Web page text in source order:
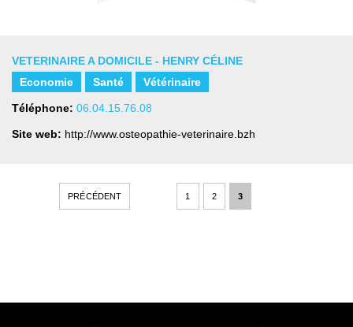
VETERINAIRE A DOMICILE - HENRY CÉLINE
Economie
Santé Vétérinaire
Téléphone: 06.04.15.76.08
Site web: http://www.osteopathie-veterinaire.bzh
PRÉCÉDENT 1 2 3